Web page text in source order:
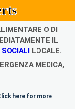
O DI
IL
SOCIALI LOCALE.
MEDICA,
here for more